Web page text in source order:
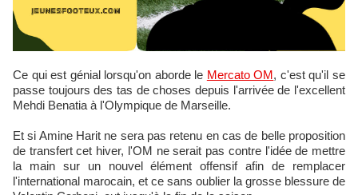
Ce qui est génial lorsqu'on aborde le Mercato OM, c'est qu'il se
passe toujours des tas de choses depuis l'arrivée de l'excellent
Mehdi Benatia à l'Olympique de Marseille.
Et si Amine Harit ne sera pas retenu en cas de belle proposition
de transfert cet hiver, l'OM ne serait pas contre l'idée de mettre
la main sur un nouvel élément offensif afin de remplacer
l'international marocain, et ce sans oublier la grosse blessure de